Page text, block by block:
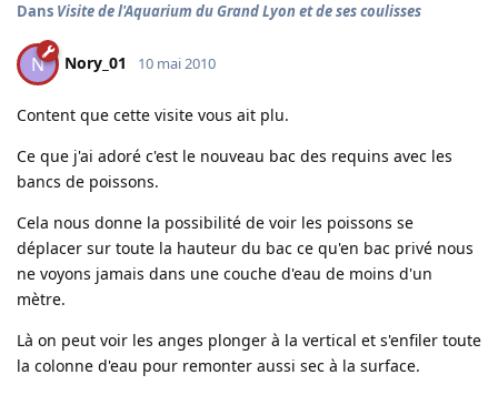
Dans Visite de l'Aquarium du Grand Lyon et de ses coulisses
N Nory_01 10 mai 2010
Content que cette visite vous ait plu.
Ce que j'ai adoré c'est le nouveau bac des requins avec les
bancs de poissons.
Cela nous donne la possibilité de voir les poissons se
déplacer sur toute la hauteur du bac ce qu'en bac privé nous
ne voyons jamais dans une couche d'eau de moins d'un
mètre.
Là on peut voir les anges plonger à la vertical et s'enfiler toute
la colonne d'eau pour remonter aussi sec à la surface.